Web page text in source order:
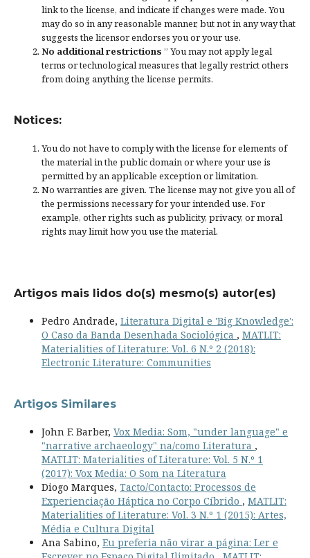
link to the license, and indicate if changes were made. You
may do so in any reasonable manner, but not in any way that
suggests the licensor endorses you or your use.
No additional restrictions ” You may not apply legal
terms ortechnological measuresthat legally restrict others
from doing anything the license permits.
Notices:
You do not have to comply with the license for elements of
the material in the public domain or where your use is
permitted by an applicable exception or limitation.
No warranties are given. The license may not give you all of
the permissions necessary for your intended use. For
example, other rights such as publicity, privacy, or moral
rights may limit how you use the material.
Artigos mais lidos do(s) mesmo(s) autor(es)
Pedro Andrade, Literatura Digital e 'Big Knowledge':
O Caso da Banda Desenhada Sociológica , MATLIT:
Materialities of Literature: Vol. 6 N.º 2 (2018):
Electronic Literature: Communities
Artigos Similares
John F. Barber, Vox Media: Som, "under language" e
"narrative archaeology" na/como Literatura ,
MATLIT: Materialities of Literature: Vol. 5 N.º 1
(2017): Vox Media: O Som na Literatura
Diogo Marques, Tacto/Contacto: Processos de
Experienciação Háptica no Corpo Cíbrido , MATLIT:
Materialities of Literature: Vol. 3 N.º 1 (2015): Artes,
Média e Cultura Digital
Ana Sabino, Eu preferia não virar a página: Ler e